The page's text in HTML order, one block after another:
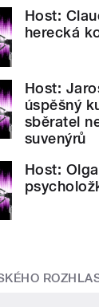
Host:
herecká
Host:
úspěšný
sběratel
suvenýrů
Host: